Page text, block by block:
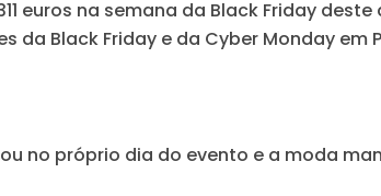
euros na semana da Black Friday
Black Friday e da Cyber Monday em
no próprio dia do evento e a moda